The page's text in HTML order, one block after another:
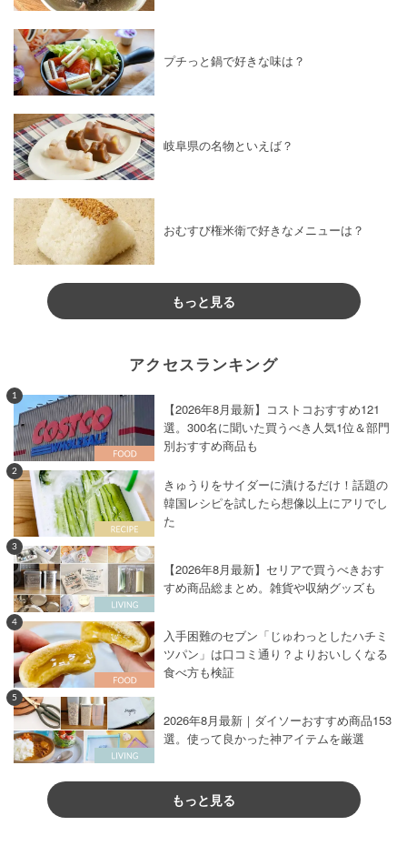
プチっと鍋で好きな味は？
岐阜県の名物といえば？
おむすび権米衛で好きなメニューは？
もっと見る
アクセスランキング
1
【2026年8月最新】コストコおすすめ121
選。300名に聞いた買うべき人気1位＆部門
別おすすめ商品も
2
きゅうりをサイダーに漬けるだけ！話題の
韓国レシピを試したら想像以上にアリでし
た
3
【2026年8月最新】セリアで買うべきおす
すめ商品総まとめ。雑貨や収納グッズも
4
入手困難のセブン「じゅわっとしたハチミ
ツパン」は口コミ通り？よりおいしくなる
食べ方も検証
5
2026年8月最新｜ダイソーおすすめ商品153
選。使って良かった神アイテムを厳選
もっと見る